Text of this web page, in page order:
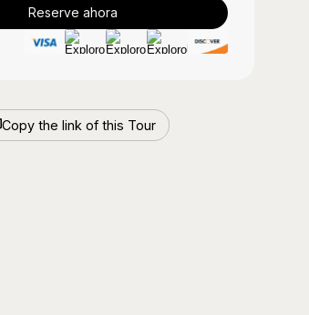
Reserve ahora
Copy the link of this Tour